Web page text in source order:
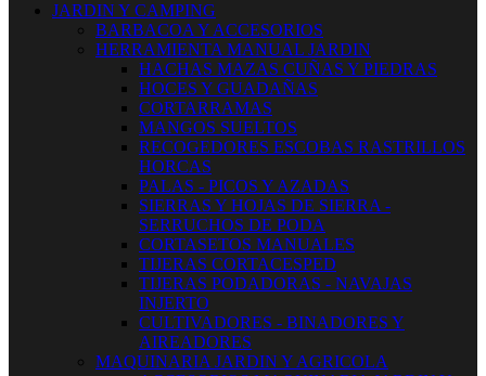
JARDIN Y CAMPING
BARBACOA Y ACCESORIOS
HERRAMIENTA MANUAL JARDIN
HACHAS MAZAS CUÑAS Y PIEDRAS
HOCES Y GUADAÑAS
CORTARRAMAS
MANGOS SUELTOS
RECOGEDORES ESCOBAS RASTRILLOS
HORCAS
PALAS - PICOS Y AZADAS
SIERRAS Y HOJAS DE SIERRA -
SERRUCHOS DE PODA
CORTASETOS MANUALES
TIJERAS CORTACESPED
TIJERAS PODADORAS - NAVAJAS
INJERTO
CULTIVADORES - BINADORES Y
AIREADORES
MAQUINARIA JARDIN Y AGRICOLA